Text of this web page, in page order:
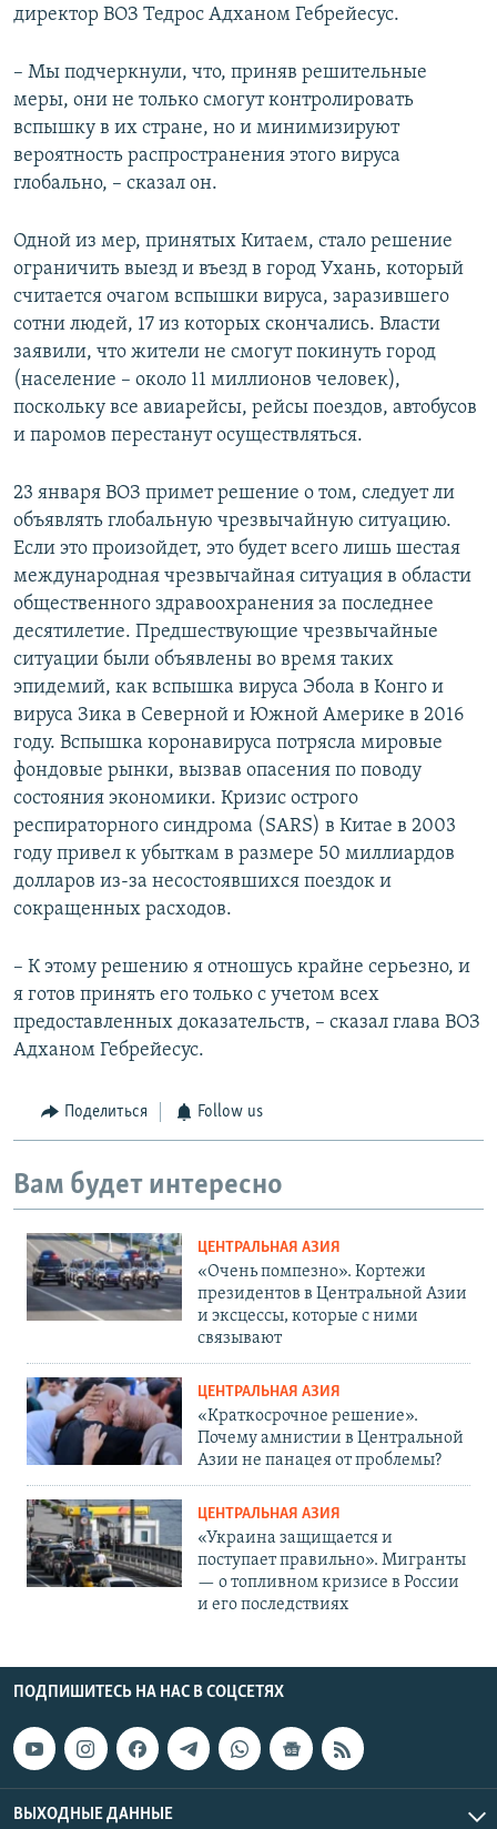
директор ВОЗ Тедрос Адханом Гебрейесус.
– Мы подчеркнули, что, приняв решительные
меры, они не только смогут контролировать
вспышку в их стране, но и минимизируют
вероятность распространения этого вируса
глобально, – сказал он.
Одной из мер, принятых Китаем, стало решение
ограничить выезд и въезд в город Ухань, который
считается очагом вспышки вируса, заразившего
сотни людей, 17 из которых скончались. Власти
заявили, что жители не смогут покинуть город
(население – около 11 миллионов человек),
поскольку все авиарейсы, рейсы поездов, автобусов
и паромов перестанут осуществляться.
23 января ВОЗ примет решение о том, следует ли
объявлять глобальную чрезвычайную ситуацию.
Если это произойдет, это будет всего лишь шестая
международная чрезвычайная ситуация в области
общественного здравоохранения за последнее
десятилетие. Предшествующие чрезвычайные
ситуации были объявлены во время таких
эпидемий, как вспышка вируса Эбола в Конго и
вируса Зика в Северной и Южной Америке в 2016
году. Вспышка коронавируса потрясла мировые
фондовые рынки, вызвав опасения по поводу
состояния экономики. Кризис острого
респираторного синдрома (SARS) в Китае в 2003
году привел к убыткам в размере 50 миллиардов
долларов из-за несостоявшихся поездок и
сокращенных расходов.
– К этому решению я отношусь крайне серьезно, и
я готов принять его только с учетом всех
предоставленных доказательств, – сказал глава ВОЗ
Адханом Гебрейесус.
Поделиться Follow us
Вам будет интересно
ЦЕНТРАЛЬНАЯ АЗИЯ
«Очень помпезно». Кортежи
президентов в Центральной Азии
и эксцессы, которые с ними
связывают
ЦЕНТРАЛЬНАЯ АЗИЯ
«Краткосрочное решение».
Почему амнистии в Центральной
Азии не панацея от проблемы?
ЦЕНТРАЛЬНАЯ АЗИЯ
«Украина защищается и
поступает правильно». Мигранты
— о топливном кризисе в России
и его последствиях
ПОДПИШИТЕСЬ НА НАС В СОЦСЕТЯХ
ВЫХОДНЫЕ ДАННЫЕ